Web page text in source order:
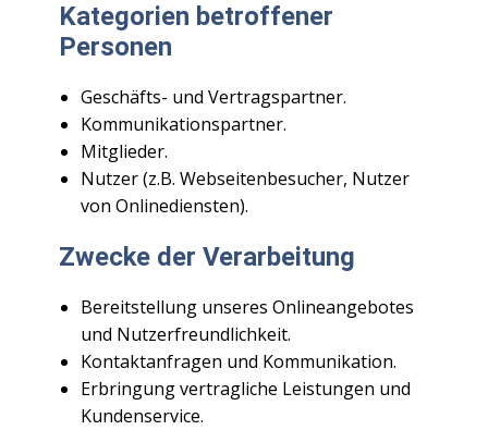
Kategorien betroffener
Personen
Geschäfts- und Vertragspartner.
Kommunikationspartner.
Mitglieder.
Nutzer (z.B. Webseitenbesucher, Nutzer
von Onlinediensten).
Zwecke der Verarbeitung
Bereitstellung unseres Onlineangebotes
und Nutzerfreundlichkeit.
Kontaktanfragen und Kommunikation.
Erbringung vertragliche Leistungen und
Kundenservice.